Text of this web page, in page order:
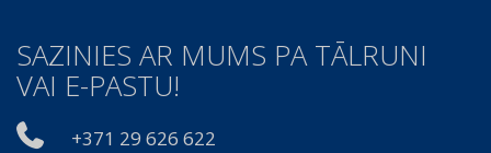
SAZINIES AR MUMS PA TĀLRUNI
VAI E-PASTU!
+371 29 626 622